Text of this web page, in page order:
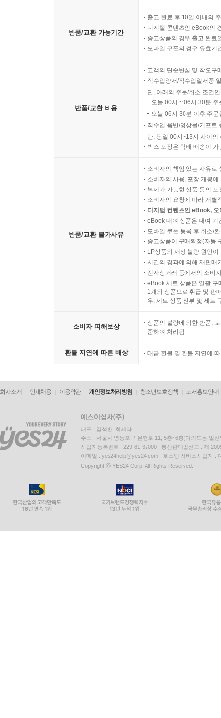
반품/교환 가능기간
출고 완료 후 10일 이내의
디지털 콘텐츠인 eBook의
중고상품의 경우 출고 완료
모바일 쿠폰의 경우 유효기
반품/교환 비용
고객의 단순변심 및 착오구
직수입양서/직수입일서중
단, 아래의 주문/취소 조건
오늘 00시 ~ 06시 30분
오늘 06시 30분 이후 주
직수입 음반/영상물/기프트
단, 당일 00시~13시 사이의
박스 포장은 택배 배송이
반품/교환 불가사유
소비자의 책임 있는 사유로
소비자의 사용, 포장 개봉
복제가 가능한 상품 등의
소비자의 요청에 따라 개별
디지털 컨텐츠인 eBook,
eBook 대여 상품은 대여 기
모바일 쿠폰 등록 후 취소/
중고상품이 구매확정(자동
LP상품의 재생 불량 원인
시간의 경과에 의해 재판매
전자상거래 등에서의 소비
eBook 세트 상품은 일괄 구
1개의 상품으로 취급 및 판
우, 세트 상품 전부 및 세트
소비자 피해보상
상품의 불량에 의한 반품,
준하여 처리됨
환불 지연에 따른 배상 대금 환불 및 환불 지연에
회사소개 인재채용 이용약관 개인정보처리방침 청소년보호정책 도서홍보안내
대표 : 김석환, 최세라
주소 : 서울시 영등포구 은행로 11, 5층~6층(여의도동,일신
사업자등록번호 : 229-81-37000 통신판매업신고 : 제
이메일 : yes24help@yes24.com 호스팅 서비스사업자 :
Copyright ⓒ YES24 Corp. All Rights Reserved.